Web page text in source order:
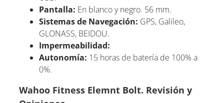
Pantalla: En blanco y negro. 56 mm.
Sistemas de Navegación: GPS, Galileo,
GLONASS, BEIDOU.
Impermeabilidad:
Autonomía: 15 horas de batería de 100% a
0%.
Wahoo Fitness Elemnt Bolt. Revisión y